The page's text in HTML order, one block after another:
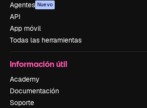
Agentes Nuevo
API
App móvil
Todas las herramientas
Información útil
Academy
Documentación
Soporte